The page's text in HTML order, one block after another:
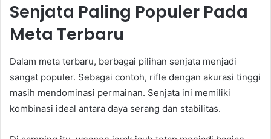
Senjata Paling Populer Pada
Meta Terbaru
Dalam meta terbaru, berbagai pilihan senjata menjadi
sangat populer. Sebagai contoh, rifle dengan akurasi tinggi
masih mendominasi permainan. Senjata ini memiliki
kombinasi ideal antara daya serang dan stabilitas.